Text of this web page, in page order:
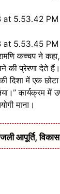
कच्चप ने
प्रेरणा देते हैं।
दिशा में एक
कार्यक्रम
माना।
आपूर्ति, विकास